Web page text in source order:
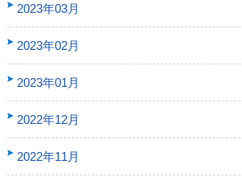
2023年03月
2023年02月
2023年01月
2022年12月
2022年11月